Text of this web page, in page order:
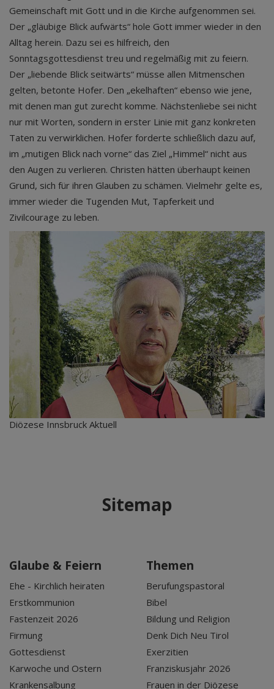
Gemeinschaft mit Gott und in die Kirche aufgenommen sei.
Der „gläubige Blick aufwärts“ hole Gott immer wieder in den
Alltag herein. Dazu sei es hilfreich, den
Sonntagsgottesdienst treu und regelmäßig mit zu feiern.
Der „liebende Blick seitwärts“ müsse allen Mitmenschen
gelten, betonte Hofer. Den „ekelhaften“ ebenso wie jene,
mit denen man gut zurecht komme. Nächstenliebe sei nicht
nur mit Worten, sondern in erster Linie mit ganz konkreten
Taten zu verwirklichen. Hofer forderte schließlich dazu auf,
im „mutigen Blick nach vorne“ das Ziel „Himmel“ nicht aus
den Augen zu verlieren. Christen hätten überhaupt keinen
Grund, sich für ihren Glauben zu schämen. Vielmehr gelte es,
immer wieder die Tugenden Mut, Tapferkeit und
Zivilcourage zu leben.
Diözese Innsbruck Aktuell
Sitemap
Glaube & Feiern
Ehe - Kirchlich heiraten
Erstkommunion
Fastenzeit 2026
Firmung
Gottesdienst
Karwoche und Ostern
Krankensalbung
Themen
Berufungspastoral
Bibel
Bildung und Religion
Denk Dich Neu Tirol
Exerzitien
Franziskusjahr 2026
Frauen in der Diözese